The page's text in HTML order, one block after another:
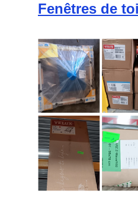
Fenêtres de